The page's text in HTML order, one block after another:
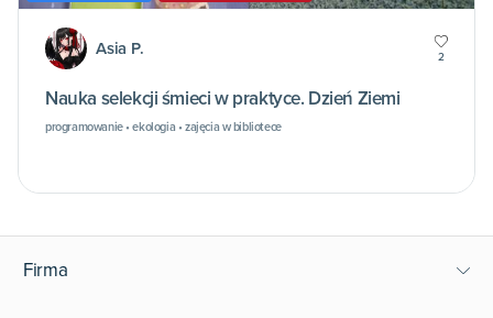
Asia P. 2
Nauka selekcji śmieci w praktyce. Dzień Ziemi
programowanie • ekologia • zajęcia w bibliotece
Firma